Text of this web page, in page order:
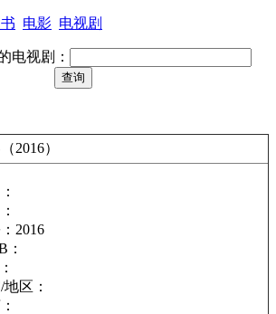
电影 电视剧
电视剧：
2016）
2016
区：